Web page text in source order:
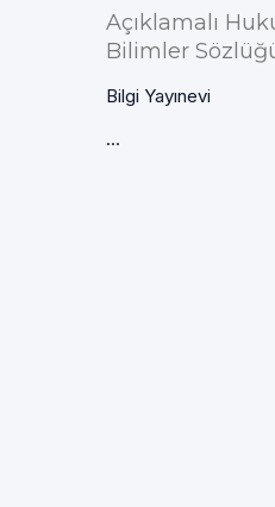
Açıklamalı
Bilimler
Bilgi Yayınevi
...